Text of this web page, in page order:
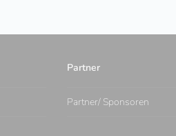
Partner
Partner/ Sponsoren